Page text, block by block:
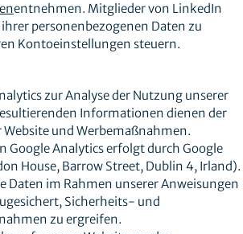
entnehmen. Mitglieder von LinkedIn
personenbezogenen Daten zu
Kontoeinstellungen steuern.
zur Analyse der Nutzung unserer
Informationen dienen der
und Werbemaßnahmen.
Google Analytics erfolgt durch Google
House, Barrow Street, Dublin 4, Irland).
Daten im Rahmen unserer Anweisungen
Sicherheits- und
zu ergreifen.